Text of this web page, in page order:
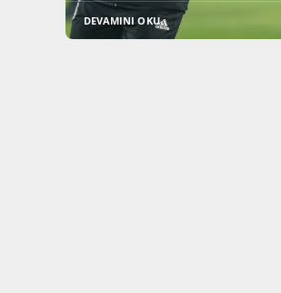
DEVAMINI OKU